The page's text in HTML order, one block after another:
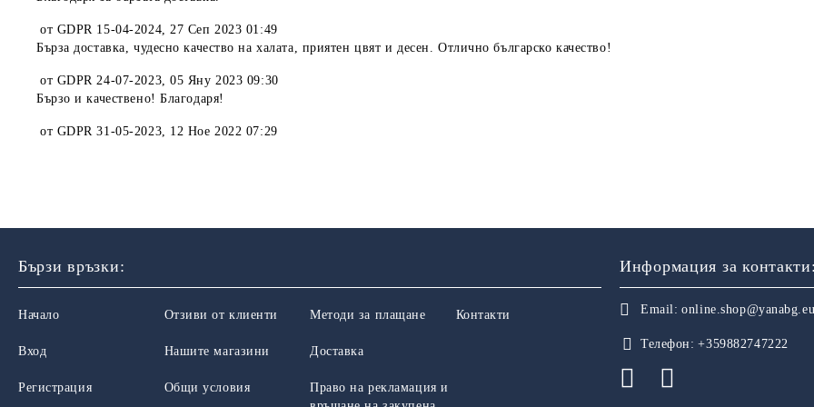
от GDPR 15-04-2024,27 Сеп 2023 01:49
Бърза доставка, чудесно качество на халата, приятен цвят и десен. Отлично българско качество!
от GDPR 24-07-2023,05 Яну 2023 09:30
Бързо и качествено! Благодаря!
от GDPR 31-05-2023, 12 Ное 2022 07:29
Бързи връзки:
Начало
Вход
Регистрация
Отзиви от клиенти
Нашите магазини
Общи условия
Методи за плащане
Доставка
Право на рекламация и
Контакти
Информация за
Email:
Телефон: +359882747222